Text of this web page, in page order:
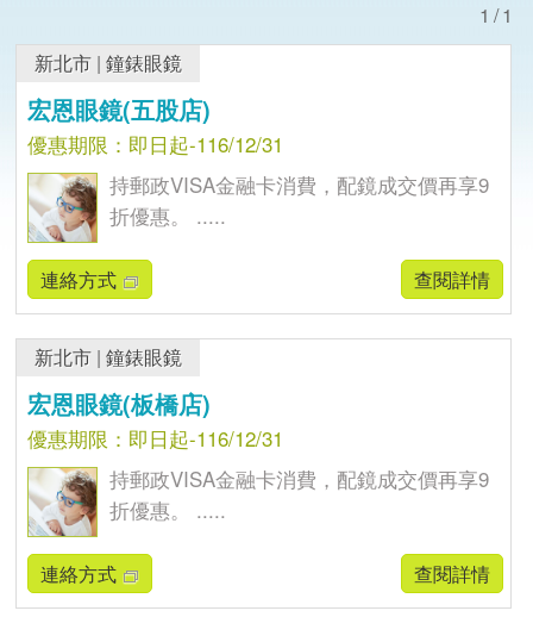
1/1
新北市 |鐘錶眼鏡
宏恩眼鏡(五股店)
優惠期限：即日起-116/12/31
持郵政VISA金融卡消費，配鏡成交價再享9
折優惠。 .....
連絡方式 查閱詳情
新北市 |鐘錶眼鏡
宏恩眼鏡(板橋店)
優惠期限：即日起-116/12/31
持郵政VISA金融卡消費，配鏡成交價再享9
折優惠。 .....
連絡方式 查閱詳情